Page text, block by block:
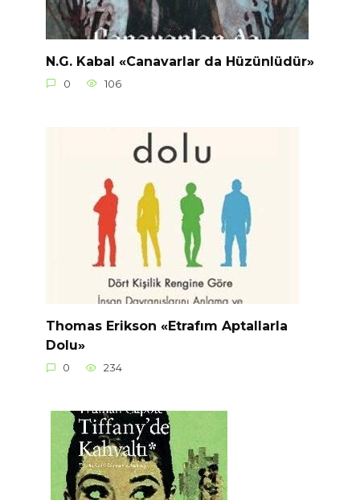
N.G. Kabal «Canavarlar da Hüzünlüdür»
0 106
Thomas Erikson «Etrafım Aptallarla
Dolu»
0 234